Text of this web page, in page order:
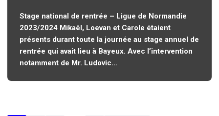
Stage national de rentrée – Ligue de Normandie
2023/2024 Mikaël, Loevan et Carole étaient
présents durant toute la journée au stage annuel de
rentrée qui avait lieu à Bayeux. Avec l’intervention
notamment de Mr. Ludovic…